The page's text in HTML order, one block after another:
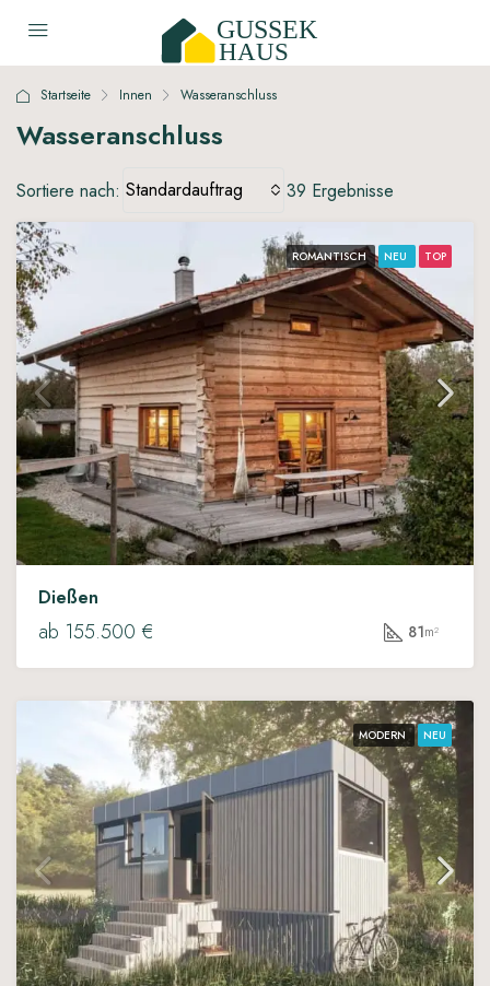
Startseite Innen Wasseranschluss
Wasseranschluss
39 Ergebnisse
Sortiere nach: Standardauftrag
ROMANTISCH NEU TOP
Dießen
ab 155.500 € 81m²
MODERN NEU